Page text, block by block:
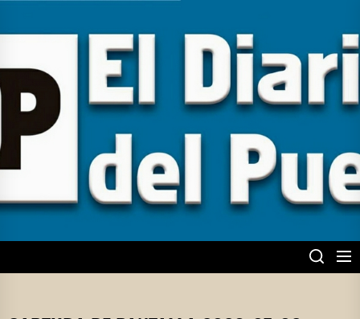
content
EL DIARIO DEL
PUEBLO